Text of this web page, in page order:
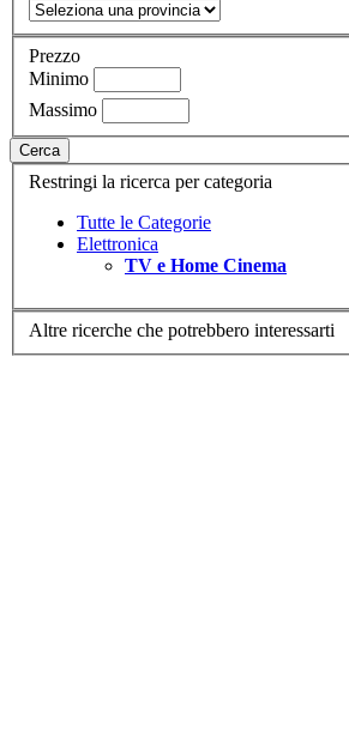
Prezzo
Minimo
Massimo
Cerca
Restringi la ricerca per categoria
Tutte le Categorie
Elettronica
TV e Home Cinema
Altre ricerche che potrebbero interessarti